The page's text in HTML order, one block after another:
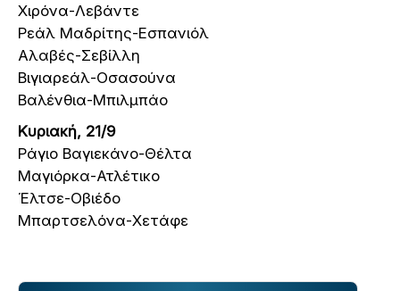
Χιρόνα-Λεβάντε
Ρεάλ Μαδρίτης-Εσπανιόλ
Αλαβές-Σεβίλλη
Βιγιαρεάλ-Οσασούνα
Βαλένθια-Μπιλμπάο
Κυριακή, 21/9
Ράγιο Βαγιεκάνο-Θέλτα
Μαγιόρκα-Ατλέτικο
Έλτσε-Οβιέδο
Μπαρτσελόνα-Χετάφε